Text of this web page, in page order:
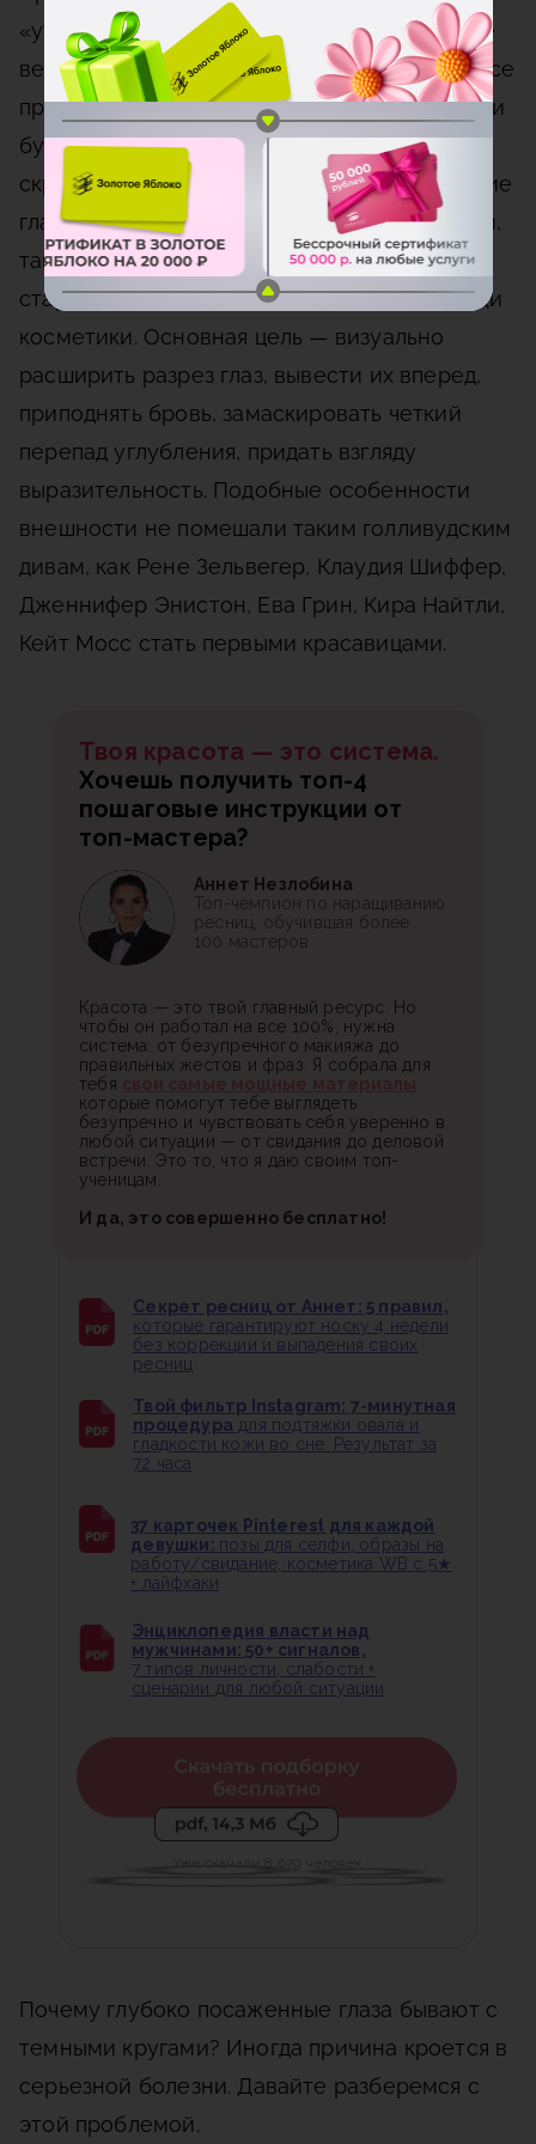
«утопленными» внутрь, подвижное верхнее
веко кажется маленьким, коротким или вовсе
прячется. Чрезмерно выпуклые бровные дуги
будто нависают над глазными впадинами,
скрывая под собой веко. Такое расположение
глаз можно часто встретить как на мужском,
так и на женском лице, но девушки
стараются скорректировать это при помощи
косметики. Основная цель — визуально
расширить разрез глаз, вывести их вперед,
приподнять бровь, замаскировать четкий
перепад углубления, придать взгляду
выразительность. Подобные особенности
внешности не помешали таким голливудским
дивам, как Рене Зельвегер, Клаудия Шиффер,
Дженнифер Энистон, Ева Грин, Кира Найтли,
Кейт Мосс стать первыми красавицами.
Твоя красота — это система.
Хочешь получить топ-4
пошаговые инструкции от
топ-мастера?
Красота — это твой главный ресурс. Но
чтобы он работал на все 100%, нужна
система: от безупречного макияжа до
правильных жестов и фраз. Я собрала для
тебя
которые помогут тебе выглядеть
безупречно и чувствовать себя уверенно в
любой ситуации — от свидания до деловой
встречи. Это то, что я даю своим топ-
ученицам.
И да, это совершенно бесплатно!
Аннет Незлобина
Топ-чемпион по наращиванию
ресниц, обучившая более
100 мастеров
Секрет ресниц от Аннет: 5 правил,
которые гарантируют носку 4 недели
без коррекции и выпадения своих
ресниц
Твой фильтр Instagram: 7-минутная
процедура для подтяжки овала и
гладкости кожи во сне. Результат за
72 часа
37 карточек Pinterest для каждой
девушки: позы для селфи, образы на
работу/свидание, косметика WB с 5★
+ лайфхаки
Энциклопедия власти над
мужчинами: 50+ сигналов,
7 типов личности, слабости +
сценарии для любой ситуации
Почему глубоко посаженные глаза бывают с
темными кругами? Иногда причина кроется в
серьезной болезни. Давайте разберемся с
этой проблемой.